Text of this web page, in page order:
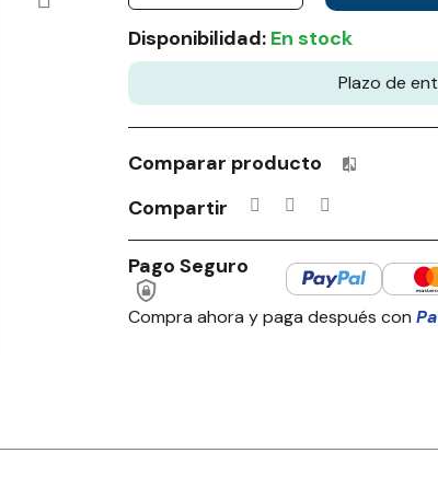
Disponibilidad: En stock
Plazo de
Comparar producto Productos
Compartir
Pago Seguro
Compra ahora y paga después con